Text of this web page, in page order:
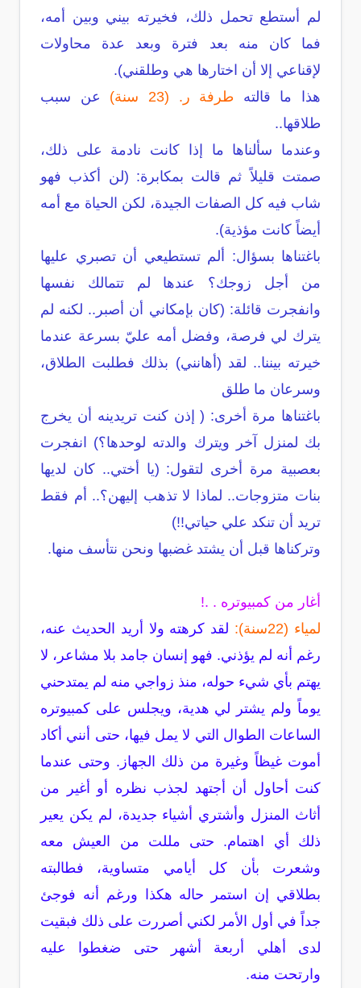
لم أستطع تحمل ذلك، فخيرته بيني وبين أمه،
فما كان منه بعد فترة وبعد عدة محاولات
لإقناعي إلا أن اختارها هي وطلقني).
هذا ما قالته طرفة ر. (23 سنة)
عن سبب
طلاقها..
وعندما سألناها ما إذا كانت نادمة على ذلك،
صمتت قليلاً ثم قالت بمكابرة: (لن أكذب فهو
شاب فيه كل الصفات الجيدة، لكن الحياة مع أمه
أيضاً كانت مؤذية).
باغتناها بسؤال: ألم تستطيعي أن تصبري عليها
من أجل زوجك؟ عندها لم تتمالك نفسها
وانفجرت قائلة: (كان بإمكاني أن أصبر.. لكنه لم
يترك لي فرصة، وفضل أمه عليّ بسرعة عندما
خيرته بيننا.. لقد (أهانني) بذلك فطلبت الطلاق،
وسرعان ما طلق
باغتناها مرة أخرى: ( إذن كنت تريدينه أن يخرج
بك لمنزل آخر ويترك والدته لوحدها؟) انفجرت
بعصبية مرة أخرى لتقول: (يا أختي.. كان لديها
بنات متزوجات.. لماذا لا تذهب إليهن؟.. أم فقط
تريد أن تنكد علي حياتي!!)
وتركناها قبل أن يشتد غضبها ونحن نتأسف منها.
أغار من كمبيوتره . .!
لمياء (22سنة):
لقد كرهته ولا أريد الحديث عنه،
رغم أنه لم يؤذني. فهو إنسان جامد بلا مشاعر، لا
يهتم بأي شيء حوله، منذ زواجي منه لم يمتدحني
يوماً ولم يشتر لي هدية، ويجلس على كمبيوتره
الساعات الطوال التي لا يمل فيها، حتى أنني أكاد
أموت غيظاً وغيرة من ذلك الجهاز. وحتى عندما
كنت أحاول أن أجتهد لجذب نظره أو أغير من
أثاث المنزل وأشتري أشياء جديدة، لم يكن يعير
ذلك أي اهتمام. حتى مللت من العيش معه
وشعرت بأن كل أيامي متساوية، فطالبته
بطلاقي إن استمر حاله هكذا ورغم أنه فوجئ
جداً في أول الأمر لكني أصررت على ذلك فبقيت
لدى أهلي أربعة أشهر حتى ضغطوا عليه
وارتحت منه.